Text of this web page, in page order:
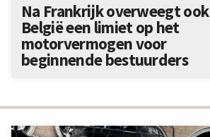
Na Frankrijk overweegt ook
België een limiet op het
motorvermogen voor
beginnende bestuurders